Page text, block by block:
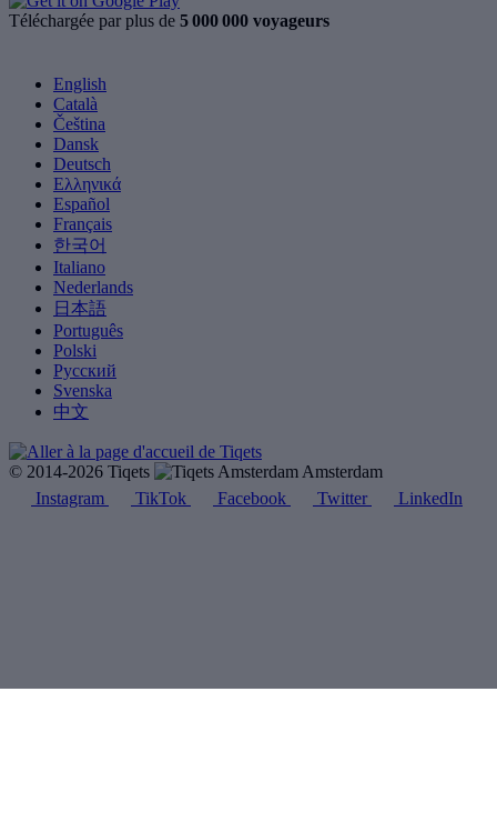
Téléchargée par plus de 5 000 000 voyageurs
English
Català
Čeština
Dansk
Deutsch
Ελληνικά
Español
Français
한국어
Italiano
Nederlands
日本語
Português
Polski
Русский
Svenska
中文
© 2014-2026 Tiqets
Amsterdam
Instagram
TikTok Facebook Twitter LinkedIn